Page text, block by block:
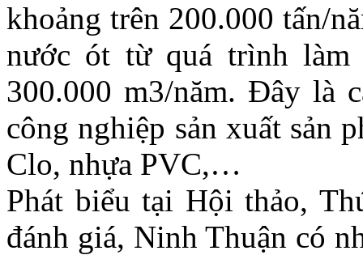
khoảng trên 200.000 tấn/
nước ót từ quá trình
300.000 m3/năm. Đây là
công nghiệp sản xuất sản
Clo, nhựa PVC,…
Phát biểu tại Hội thảo,
đánh giá, Ninh Thuận có